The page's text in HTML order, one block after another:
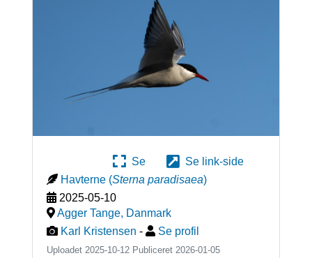
Se
Se link-side
Havterne (Sterna paradisaea)
2025-05-10
Agger Tange, Danmark
Karl Kristensen - Se profil
Uploadet 2025-10-12 Publiceret 2026-01-05